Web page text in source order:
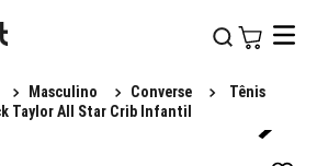
Masculino Converse
Tênis
Taylor All Star Crib Infantil